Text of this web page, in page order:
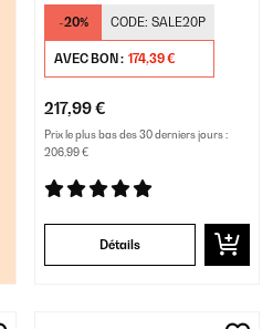
Infrarouge Noir
-20% CODE: SALE20P
AVEC BON : 174,39 €
217,99 €
Prix le plus bas des 30 derniers jours :
206,99 €
Détails